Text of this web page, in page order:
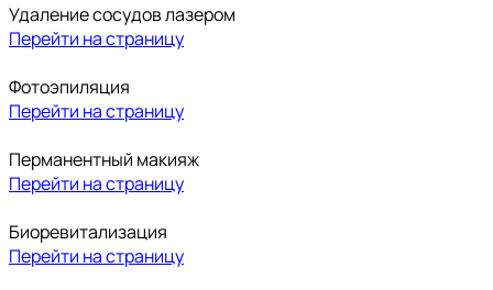
Удаление сосудов лазером
Перейти на страницу
Фотоэпиляция
Перейти на страницу
Перманентный макияж
Перейти на страницу
Биоревитализация
Перейти на страницу